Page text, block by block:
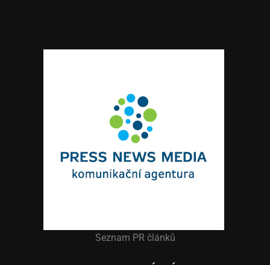
Seznam PR článků